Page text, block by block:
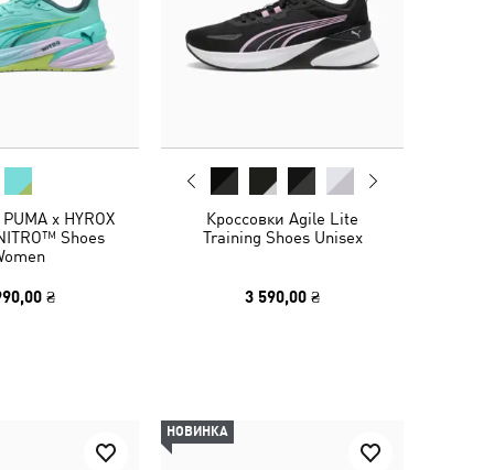
x HYROX
Shoes
₴
Кроссовки Agile Lite
Training Shoes Unisex
3 590,00 ₴
НОВИНКА